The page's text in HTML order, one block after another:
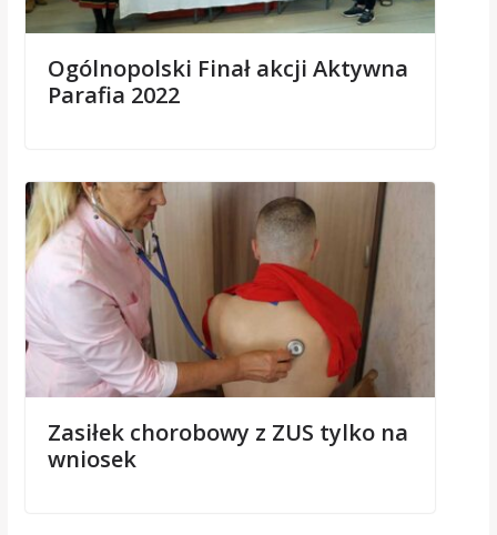
Ogólnopolski Finał akcji Aktywna
Parafia 2022
Zasiłek chorobowy z ZUS tylko na
wniosek